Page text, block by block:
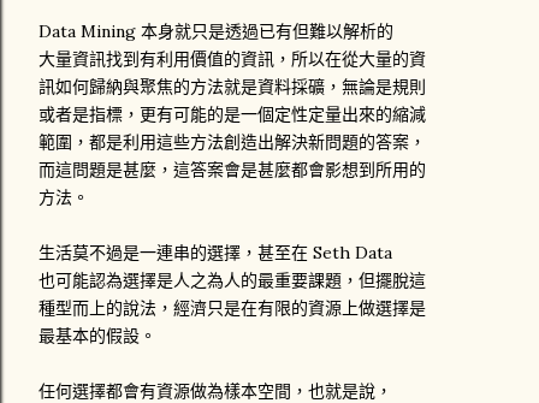
Data Mining 本身就只是透過已有但難以解析的
大量資訊找到有利用價值的資訊，所以在從大量的資
訊如何歸納與聚焦的方法就是資料採礦，無論是規則
或者是指標，更有可能的是一個定性定量出來的縮減
範圍，都是利用這些方法創造出解決新問題的答案，
而這問題是甚麼，這答案會是甚麼都會影想到所用的
方法。
生活莫不過是一連串的選擇，甚至在 Seth Data
也可能認為選擇是人之為人的最重要課題，但擺脫這
種型而上的說法，經濟只是在有限的資源上做選擇是
最基本的假設。
任何選擇都會有資源做為樣本空間，也就是說，